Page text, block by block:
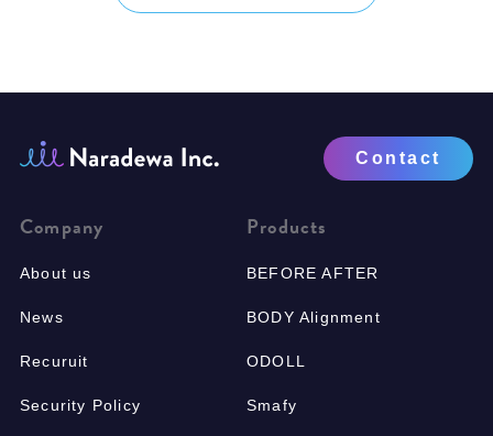
Contact
Company
About us
News
Recuruit
Security Policy
Products
BEFORE AFTER
BODY Alignment
ODOLL
Smafy